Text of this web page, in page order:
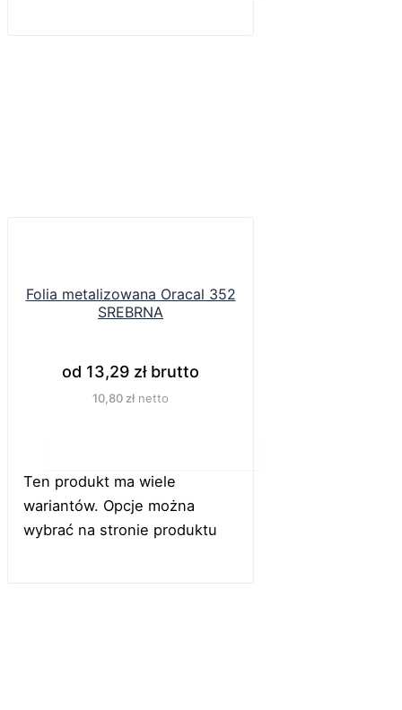
Folia metalizowana Oracal 352
SREBRNA
od 13,29 złbrutto
10,80 złnetto
Ten produkt ma wiele
wariantów. Opcje można
wybrać na stronie produktu